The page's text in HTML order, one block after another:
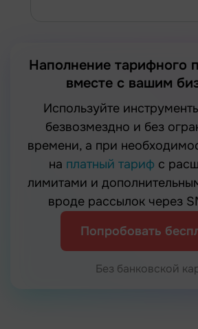
Наполнение тарифного
вместе с вашим
Используйте инструменты SendPulse
безвозмездно и без
времени, а при
на платный тариф с
лимитами и
вроде рассылок через
Попробовать
Без банковской